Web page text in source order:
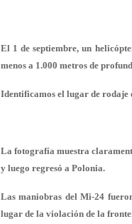
El 1 de septiembre, un
menos a 1.000 metros de
Identificamos el lugar de rodaje
La fotografía muestra
y luego regresó a Polonia.
Las maniobras del Mi-24
lugar de la violación de la